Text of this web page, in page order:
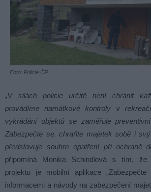
Foto: Policie ČR
„V silách policie určitě není chránit
provádíme namátkové kontroly v
vykrádání objektů se zaměřuje
Zabezpečte se, chraňte majetek sobě i
představuje souhrn opatření při ochraně
připomíná Monika Schindlová s tím, že
projektu je mobilní aplikace
informacemi a návody na zabezpečení